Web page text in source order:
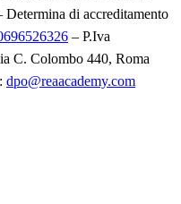
di accreditamento
– P.Iva
C. Colombo 440, Roma
dpo@reaacademy.com